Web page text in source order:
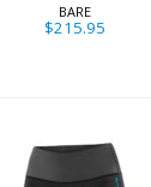
BARE
$215.95